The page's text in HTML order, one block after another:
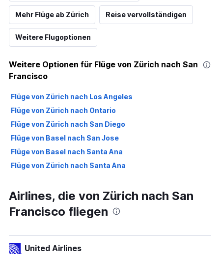
Mehr Flüge ab Zürich Reise vervollständigen
Weitere Flugoptionen
Weitere Optionen für Flüge von Zürich nach San
Francisco
Flüge von Zürich nach Los Angeles
Flüge von Zürich nach Ontario
Flüge von Zürich nach San Diego
Flüge von Basel nach San Jose
Flüge von Basel nach Santa Ana
Flüge von Zürich nach Santa Ana
Airlines, die von Zürich nach San
Francisco fliegen
United Airlines